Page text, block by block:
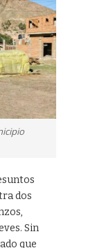
dos
Sin
que